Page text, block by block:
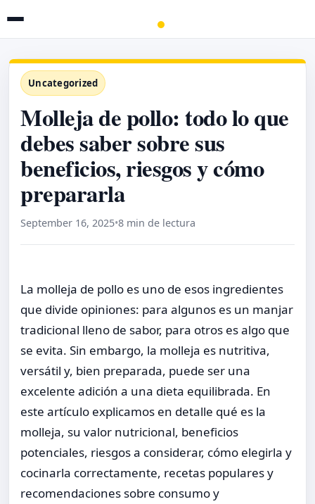
Uncategorized
Molleja de pollo: todo lo que
debes saber sobre sus
beneficios, riesgos y cómo
prepararla
September 16, 2025•8 min de lectura
La molleja de pollo es uno de esos ingredientes
que divide opiniones: para algunos es un manjar
tradicional lleno de sabor, para otros es algo que
se evita. Sin embargo, la molleja es nutritiva,
versátil y, bien preparada, puede ser una
excelente adición a una dieta equilibrada. En
este artículo explicamos en detalle qué es la
molleja, su valor nutricional, beneficios
potenciales, riesgos a considerar, cómo elegirla y
cocinarla correctamente, recetas populares y
recomendaciones sobre consumo y